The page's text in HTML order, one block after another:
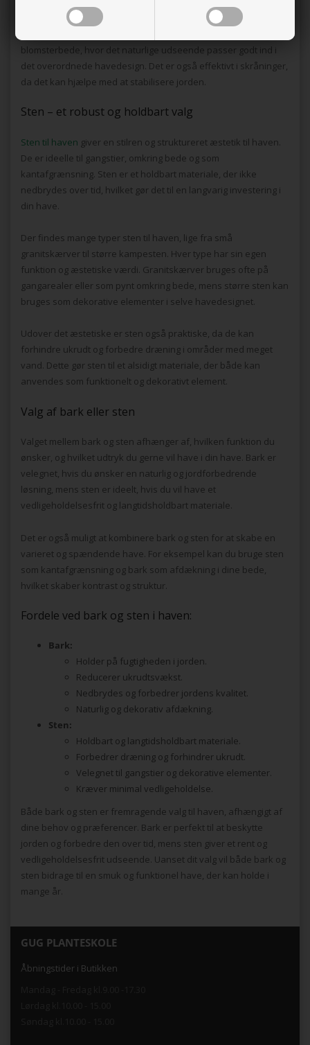
blomsterbede, hvor det naturlige udseende passer godt ind i
det overordnede havedesign. Det er også effektivt i skråninger,
da det kan hjælpe med at stabilisere jorden.
Sten – et robust og holdbart valg
Sten til haven giver en stilren og struktureret æstetik til haven.
De er ideelle til gangstier, omkring bede og som
kantafgrænsning. Sten er et holdbart materiale, der ikke
nedbrydes over tid, hvilket gør det til en langvarig investering i
din have.
Der findes mange typer sten til haven, lige fra små
granitskærver til større kampesten. Hver type har sin egen
funktion og æstetiske værdi. Granitskærver bruges ofte på
gangarealer eller som pynt omkring bede, mens større sten kan
bruges som dekorative elementer i selve havedesignet.
Udover det æstetiske er sten også praktiske, da de kan
forhindre ukrudt og forbedre dræning i områder med meget
vand. Dette gør sten til et alsidigt materiale, der både kan
anvendes som funktionelt og dekorativt element.
Valg af bark eller sten
Valget mellem bark og sten afhænger af, hvilken funktion du
ønsker, og hvilket udtryk du gerne vil have i din have. Bark er
velegnet, hvis du ønsker en naturlig og jordforbedrende
løsning, mens sten er ideelt, hvis du vil have et
vedligeholdelsesfrit og langtidsholdbart materiale.
Det er også muligt at kombinere bark og sten for at skabe en
varieret og spændende have. For eksempel kan du bruge sten
som kantafgrænsning og bark som afdækning i dine bede,
hvilket skaber kontrast og struktur.
Fordele ved bark og sten i haven:
Bark:
Holder på fugtigheden i jorden.
Reducerer ukrudtsvækst.
Nedbrydes og forbedrer jordens kvalitet.
Naturlig og dekorativ afdækning.
Sten:
Holdbart og langtidsholdbart materiale.
Forbedrer dræning og forhindrer ukrudt.
Velegnet til gangstier og dekorative elementer.
Kræver minimal vedligeholdelse.
Både bark og sten er fremragende valg til haven, afhængigt af
dine behov og præferencer. Bark er perfekt til at beskytte
jorden og forbedre den over tid, mens sten giver et rent og
vedligeholdelsesfrit udseende. Uanset dit valg vil både bark og
sten bidrage til en smuk og funktionel have, der kan holde i
mange år.
GUG PLANTESKOLE
Åbningstider i Butikken